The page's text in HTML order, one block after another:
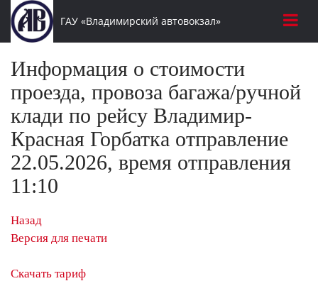
ГАУ «Владимирский автовокзал»
Информация о стоимости
проезда, провоза багажа/ручной
клади по рейсу Владимир-
Красная Горбатка отправление
22.05.2026, время отправления
11:10
Назад
Версия для печати
Скачать тариф